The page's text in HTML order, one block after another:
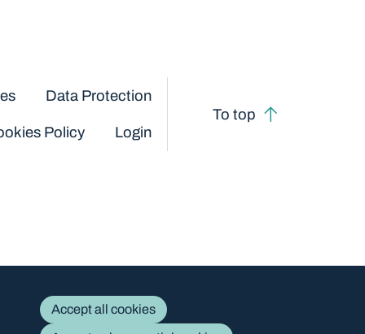
Accept all cookies
Data Protection
Policy Login
To top